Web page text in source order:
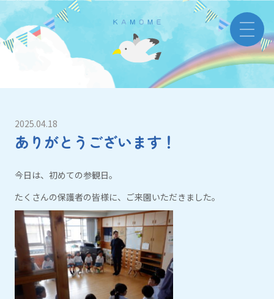
2025.04.18
ありがとうございます！
今日は、初めての参観日。
たくさんの保護者の皆様に、ご来園いただきました。